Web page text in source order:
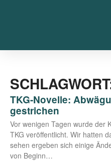
TKG-Novelle:
gestrichen
Vor weni­gen Tagen wur­de der
TKG ver­öf­fent­licht. Wir hat­ten
se­hen erge­ben sich eini­ge
von Beginn…